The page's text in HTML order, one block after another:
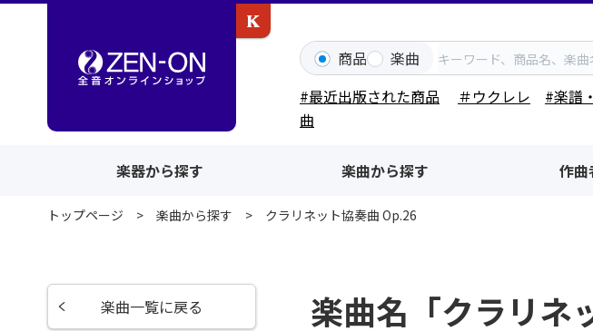
商品 楽曲
#最近出版された商品
＃ウクレレ #楽譜
曲
楽器から探す 楽曲から探す 作曲
トップページ 楽曲から探す クラリネット協奏曲 Op.26
楽曲名「クラリ
楽曲一覧に戻る